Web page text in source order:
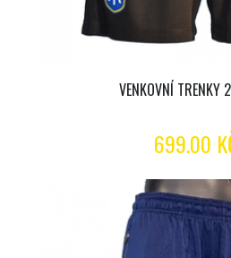
VENKOVNÍ
699.00